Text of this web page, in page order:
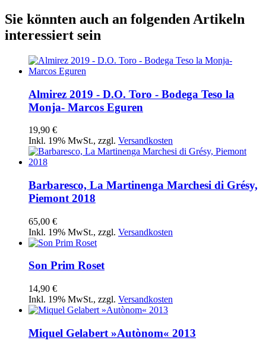
Sie könnten auch an folgenden Artikeln
interessiert sein
Almirez 2019 - D.O. Toro - Bodega Teso la
Monja- Marcos Eguren
19,90 €
Inkl. 19% MwSt., zzgl. Versandkosten
Barbaresco, La Martinenga Marchesi di Grésy,
Piemont 2018
65,00 €
Inkl. 19% MwSt., zzgl. Versandkosten
Son Prim Roset
14,90 €
Inkl. 19% MwSt., zzgl. Versandkosten
Miquel Gelabert »Autònom« 2013